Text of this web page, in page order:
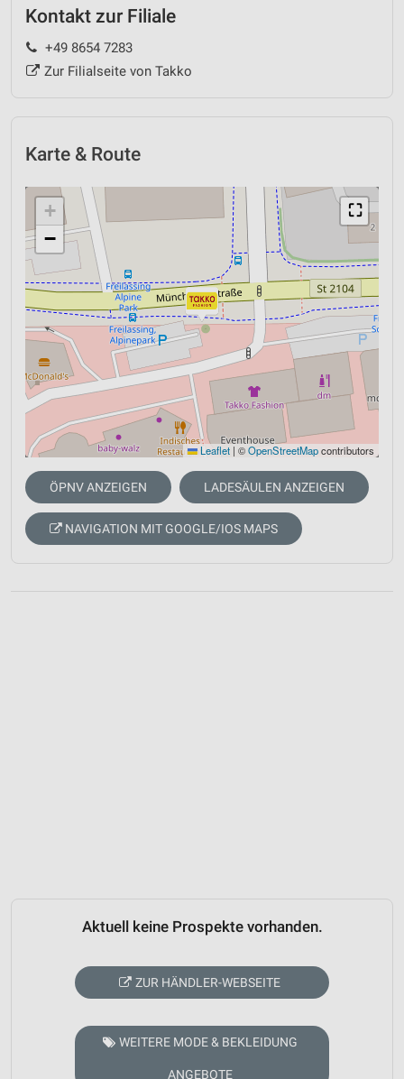
Kontakt zur Filiale
+49 8654 7283
Zur Filialseite von Takko
Karte & Route
⛶
+
−
Leaflet | ©OpenStreetMapcontributors
ÖPNV ANZEIGEN LADESÄULEN ANZEIGEN
NAVIGATION MIT GOOGLE/IOS MAPS
Aktuell keine Prospekte vorhanden.
ZUR HÄNDLER-WEBSEITE
WEITERE MODE & BEKLEIDUNG
ANGEBOTE